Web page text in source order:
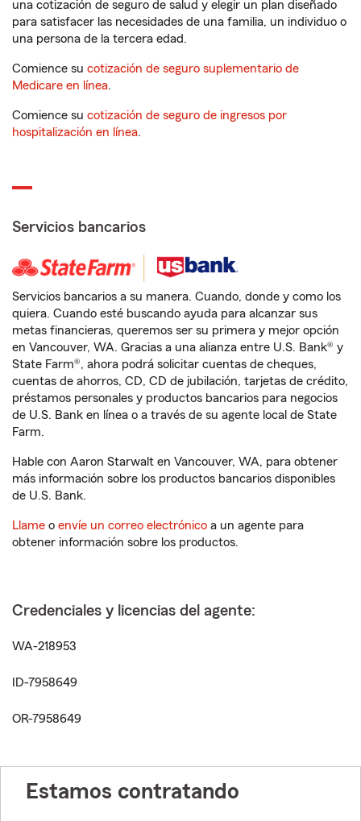
una cotización de seguro de salud y elegir un plan diseñado
para satisfacer las necesidades de una familia, un individuo o
una persona de la tercera edad.
Comience su cotización de seguro suplementario de
Medicare en línea.
Comience su cotización de seguro de ingresos por
hospitalización en línea.
Servicios bancarios
Servicios bancarios a su manera. Cuando, donde y como los
quiera. Cuando esté buscando ayuda para alcanzar sus
metas financieras, queremos ser su primera y mejor opción
en Vancouver, WA. Gracias a una alianza entre U.S. Bank® y
State Farm®, ahora podrá solicitar cuentas de cheques,
cuentas de ahorros, CD, CD de jubilación, tarjetas de crédito,
préstamos personales y productos bancarios para negocios
de U.S. Bank en línea o a través de su agente local de State
Farm.
Hable con Aaron Starwalt en Vancouver, WA, para obtener
más información sobre los productos bancarios disponibles
de U.S. Bank.
Llame o envíe un correo electrónico a un agente para
obtener información sobre los productos.
Credenciales y licencias del agente:
WA-218953
ID-7958649
OR-7958649
Estamos contratando